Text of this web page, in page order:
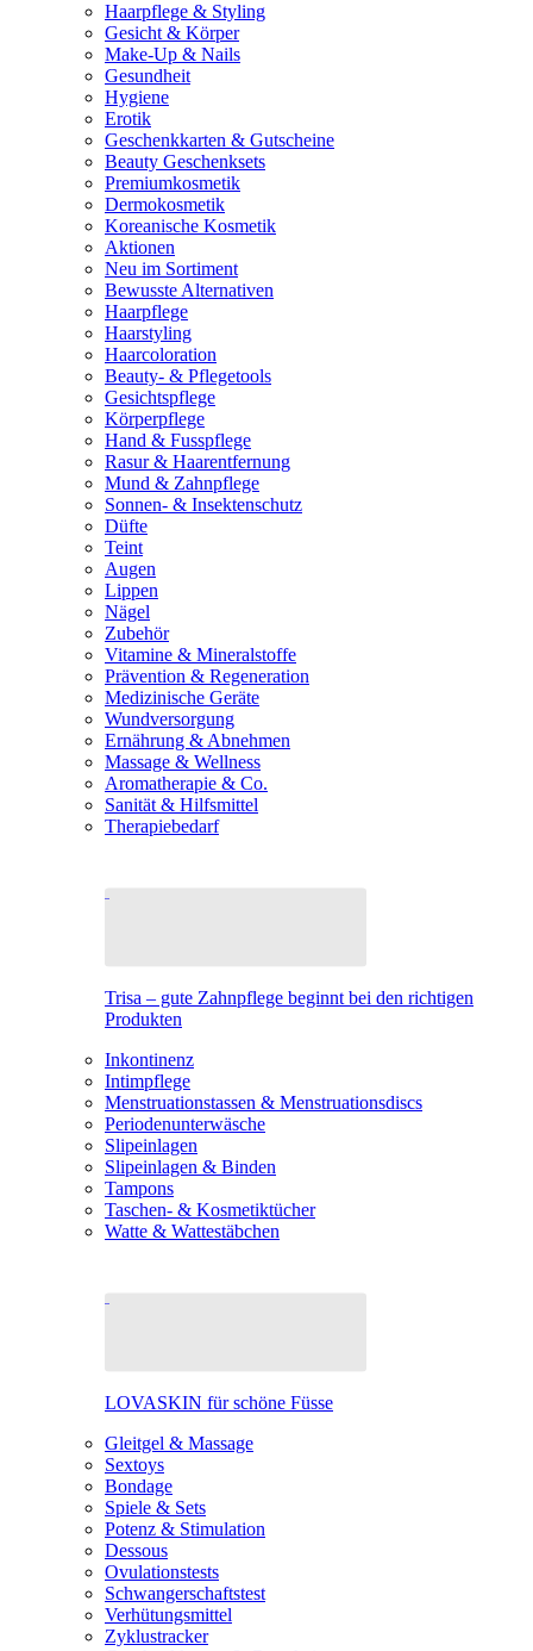
Haarpflege & Styling
Gesicht & Körper
Make-Up & Nails
Gesundheit
Hygiene
Erotik
Geschenkkarten & Gutscheine
Beauty Geschenksets
Premiumkosmetik
Dermokosmetik
Koreanische Kosmetik
Aktionen
Neu im Sortiment
Bewusste Alternativen
Haarpflege
Haarstyling
Haarcoloration
Beauty- & Pflegetools
Gesichtspflege
Körperpflege
Hand & Fusspflege
Rasur & Haarentfernung
Mund & Zahnpflege
Sonnen- & Insektenschutz
Düfte
Teint
Augen
Lippen
Nägel
Zubehör
Vitamine & Mineralstoffe
Prävention & Regeneration
Medizinische Geräte
Wundversorgung
Ernährung & Abnehmen
Massage & Wellness
Aromatherapie & Co.
Sanität & Hilfsmittel
Therapiebedarf
Trisa – gute Zahnpflege beginnt bei den richtigen
Produkten
Inkontinenz
Intimpflege
Menstruationstassen & Menstruationsdiscs
Periodenunterwäsche
Slipeinlagen
Slipeinlagen & Binden
Tampons
Taschen- & Kosmetiktücher
Watte & Wattestäbchen
LOVASKIN für schöne Füsse
Gleitgel & Massage
Sextoys
Bondage
Spiele & Sets
Potenz & Stimulation
Dessous
Ovulationstests
Schwangerschaftstest
Verhütungsmittel
Zyklustracker